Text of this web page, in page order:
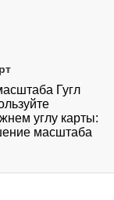
Гугл
углу карты:
масштаба